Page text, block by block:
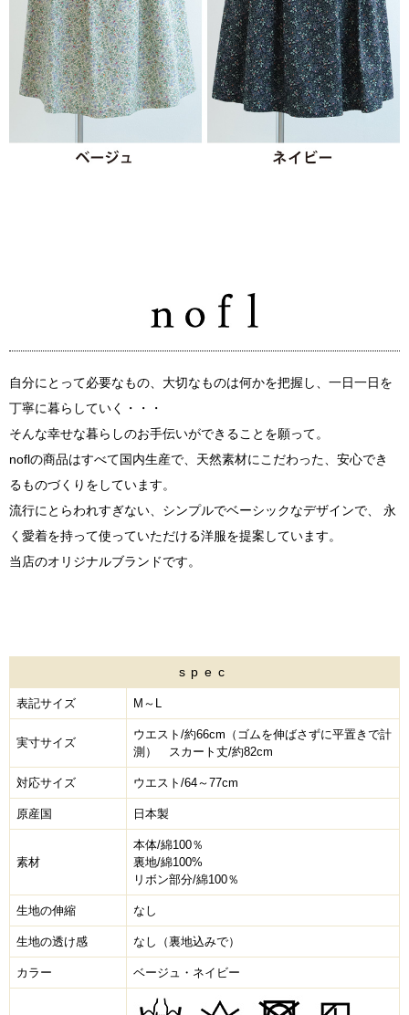
自分にとって必要なもの、大切なものは何かを把握し、一日一日を
丁寧に暮らしていく・・・
そんな幸せな暮らしのお手伝いができることを願って。
noflの商品はすべて国内生産で、天然素材にこだわった、安心でき
るものづくりをしています。
流行にとらわれすぎない、シンプルでベーシックなデザインで、 永
く愛着を持って使っていただける洋服を提案しています。
当店のオリジナルブランドです。
spec
表記サイズ M～L
実寸サイズ
ウエスト/約66cm（ゴムを伸ばさずに平置きで計
測） スカート丈/約82cm
対応サイズ ウエスト/64～77cm
原産国 日本製
素材
本体/綿100％
裏地/綿100%
リボン部分/綿100％
生地の伸縮 なし
生地の透け感 なし（裏地込みで）
カラー ベージュ・ネイビー